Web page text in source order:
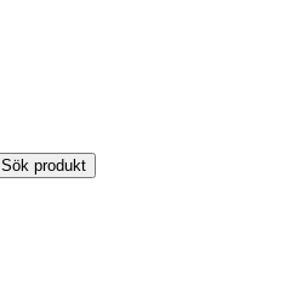
Sök produkt